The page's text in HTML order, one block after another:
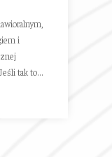
i
tak to...